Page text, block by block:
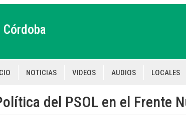
Córdoba
NOTICIAS VIDEOS AUDIOS LOCALES
del PSOL en el Frente